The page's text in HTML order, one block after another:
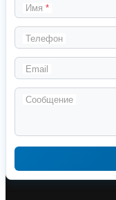
Имя
Телефон
Email
Сообщение